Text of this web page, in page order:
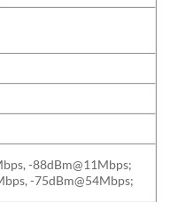
-88dBm@11Mbps;
-75dBm@54Mbps;